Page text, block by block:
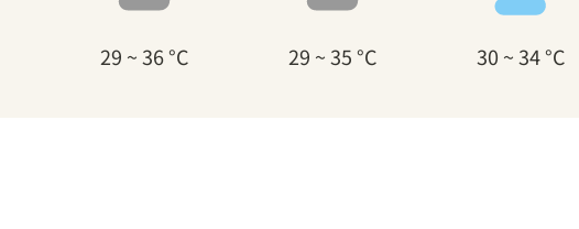
29 ~ 36 °C 29 ~ 35 °C 30 ~ 34 °C